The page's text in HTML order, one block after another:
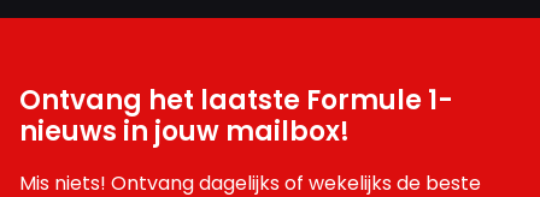
Ontvang het laatste Formule 1-
nieuws in jouw mailbox!
Mis niets! Ontvang dagelijks of wekelijks de beste